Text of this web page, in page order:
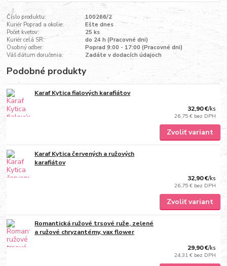
Číslo produktu:
100266/2
Kuriér Poprad a okolie:
Ešte dnes
Počet kvetov:
25 ks
Kuriér celá SR:
do 24 h (Pracovné dni)
Osobný odber:
Poprad 9:00 - 17:00 (Pracovné dni)
Váš dátum doručenia:
Zadáte v dodacích údajoch
Podobné produkty
Karaf Kytica fialových karafiátov
32,90 €/ks
26,75 € bez DPH
Zvoliť variant
Karaf Kytica červených a ružových
karafiátov
32,90 €/ks
26,75 € bez DPH
Zvoliť variant
Romantická ružové trsové ruže, zelené
a ružové chryzantémy, vax flower
29,90 €/ks
24,31 € bez DPH